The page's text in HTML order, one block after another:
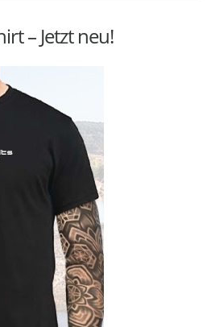
– Jetzt neu!